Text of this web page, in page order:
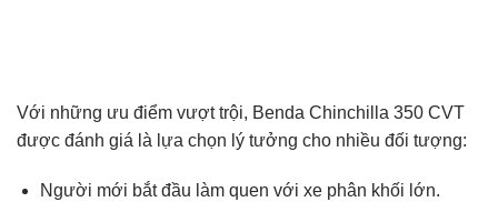
Với những ưu điểm vượt trội, Benda Chinchilla 350 CVT
được đánh giá là lựa chọn lý tưởng cho nhiều đối tượng:
Người mới bắt đầu làm quen với xe phân khối lớn.